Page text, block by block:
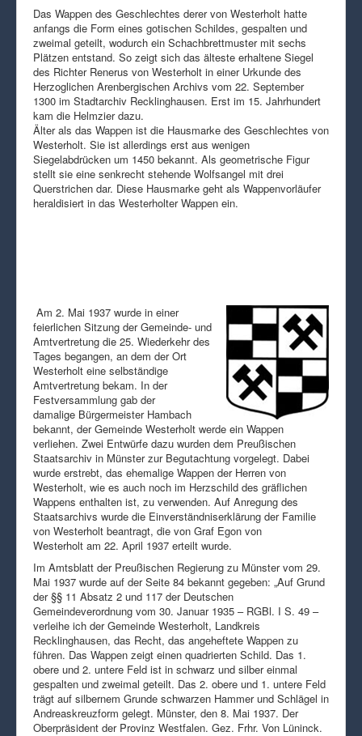
Das Wappen des Geschlechtes derer von Westerholt hatte
anfangs die Form eines gotischen Schildes, gespalten und
zweimal geteilt, wodurch ein Schachbrettmuster mit sechs
Plätzen entstand. So zeigt sich das älteste erhaltene Siegel
des Richter Renerus von Westerholt in einer Urkunde des
Herzoglichen Arenbergischen Archivs vom 22. September
1300 im Stadtarchiv Recklinghausen. Erst im 15. Jahrhundert
kam die Helmzier dazu.
Älter als das Wappen ist die Hausmarke des Geschlechtes von
Westerholt. Sie ist allerdings erst aus wenigen
Siegelabdrücken um 1450 bekannt. Als geometrische Figur
stellt sie eine senkrecht stehende Wolfsangel mit drei
Querstrichen dar. Diese Hausmarke geht als Wappenvorläufer
heraldisiert in das Westerholter Wappen ein.
Am 2. Mai 1937 wurde in einer
feierlichen Sitzung der Gemeinde- und
Amtvertretung die 25. Wiederkehr des
Tages begangen, an dem der Ort
Westerholt eine selbständige
Amtvertretung bekam. In der
Festversammlung gab der
damalige Bürgermeister Hambach
bekannt, der Gemeinde Westerholt werde ein Wappen
verliehen. Zwei Entwürfe dazu wurden dem Preußischen
Staatsarchiv in Münster zur Begutachtung vorgelegt. Dabei
wurde erstrebt, das ehemalige Wappen der Herren von
Westerholt, wie es auch noch im Herzschild des gräflichen
Wappens enthalten ist, zu verwenden. Auf Anregung des
Staatsarchivs wurde die Einverständniserklärung der Familie
von Westerholt beantragt, die von Graf Egon von
Westerholt am 22. April 1937 erteilt wurde.
Im Amtsblatt der Preußischen Regierung zu Münster vom 29.
Mai 1937 wurde auf der Seite 84 bekannt gegeben: „Auf Grund
der §§ 11 Absatz 2 und 117 der Deutschen
Gemeindeverordnung vom 30. Januar 1935 – RGBl. I S. 49 –
verleihe ich der Gemeinde Westerholt, Landkreis
Recklinghausen, das Recht, das angeheftete Wappen zu
führen. Das Wappen zeigt einen quadrierten Schild. Das 1.
obere und 2. untere Feld ist in schwarz und silber einmal
gespalten und zweimal geteilt. Das 2. obere und 1. untere Feld
trägt auf silbernem Grunde schwarzen Hammer und Schlägel in
Andreaskreuzform gelegt. Münster, den 8. Mai 1937. Der
Oberpräsident der Provinz Westfalen. Gez. Frhr. Von Lüninck.